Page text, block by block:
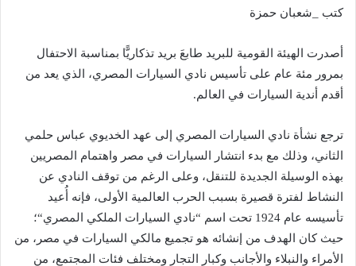
كتب _شعبان حمزة
أصدرت الهيئة القومية للبريد طابعَ بريد تذكاريًّا بمناسبة الاحتفال
بمرور مئة عام على تأسيس نادي السيارات المصري، الذي يعد من
أقدم أندية السيارات في العالم.
ترجع نشأة نادي السيارات المصري إلى عهد الخديوي عباس حلمي
الثاني، وذلك مع بدء انتشار السيارات في مصر واهتمام المصريين
بهذه الوسيلة الجديدة للتنقل، وعلى الرغم من توقف النادي عن
النشاط لفترة قصيرة بسبب الحرب العالمية الأولى، فإنه أُعيد
تأسيسه عام 1924 تحت اسم “نادي السيارات الملكي المصري“؛
حيث كان الهدف من إنشائه هو تجميع مالكي السيارات في مصر، من
الأمراء والنبلاء والأجانب وكبار التجار ومختلف فئات المجتمع، من